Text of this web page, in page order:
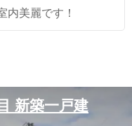
内美麗です！
新築一戸建